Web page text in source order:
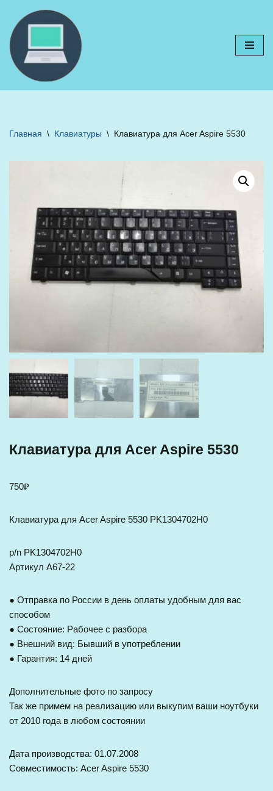
Перейти
к
содержимому
Главная \ Клавиатуры \ Клавиатура для Acer Aspire 5530
Клавиатура для Acer Aspire 5530
750₽
Клавиатура для Acer Aspire 5530 PK1304702H0
p/n PK1304702H0
Артикул A67-22
● Отправка по России в день оплаты удобным для вас
способом
● Состояние: Рабочее с разбора
● Внешний вид: Бывший в употреблении
● Гарантия: 14 дней
Дополнительные фото по запросу
Так же примем на реализацию или выкупим ваши ноутбуки
от 2010 года в любом состоянии
Дата производства: 01.07.2008
Совместимость: Acer Aspire 5530